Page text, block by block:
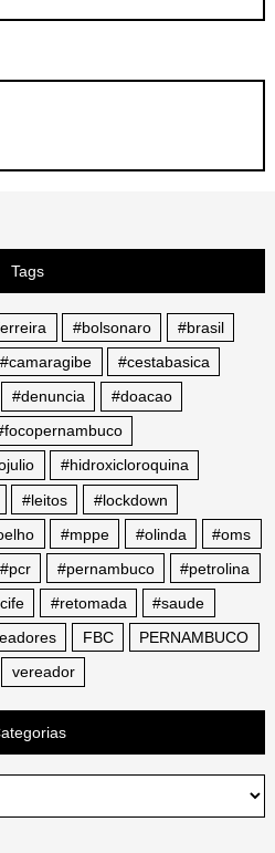
Tags
#bolsonaro
#brasil
#camaragibe
#cestabasica
#denuncia
#doacao
#hidroxicloroquina
#leitos
#lockdown
#mppe #olinda
#oms
#pcr #pernambuco
#petrolina
#retomada
#saude
FBC
PERNAMBUCO
vereador